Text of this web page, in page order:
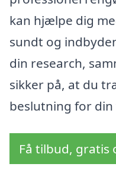
kan hjælpe dig
sundt og
din research,
sikker på, at du
beslutning for
Få tilbud,